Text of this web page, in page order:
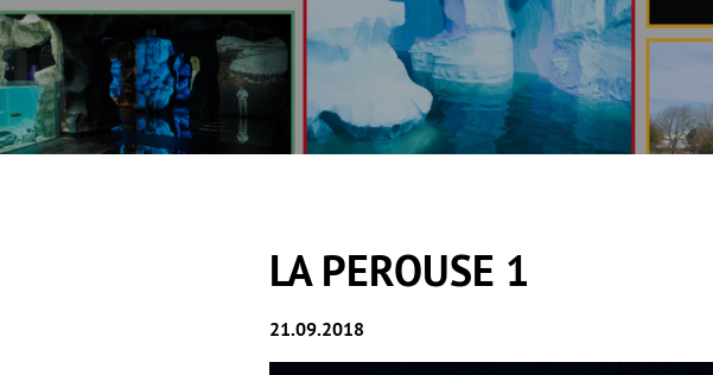
LA PEROUSE 1
21.09.2018